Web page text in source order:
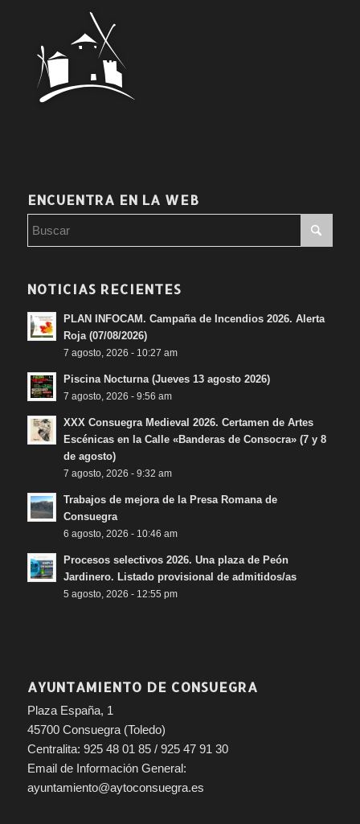
ENCUENTRA EN LA WEB
NOTICIAS RECIENTES
PLAN INFOCAM. Campaña de Incendios 2026. Alerta
Roja (07/08/2026)
7 agosto, 2026 - 10:27 am
Piscina Nocturna (Jueves 13 agosto 2026)
7 agosto, 2026 - 9:56 am
XXX Consuegra Medieval 2026. Certamen de Artes
Escénicas en la Calle «Banderas de Consocra» (7 y 8
de agosto)
7 agosto, 2026 - 9:32 am
Trabajos de mejora de la Presa Romana de
Consuegra
6 agosto, 2026 - 10:46 am
Procesos selectivos 2026. Una plaza de Peón
Jardinero. Listado provisional de admitidos/as
5 agosto, 2026 - 12:55 pm
AYUNTAMIENTO DE CONSUEGRA
Plaza España, 1
45700 Consuegra (Toledo)
Centralita: 925 48 01 85 / 925 47 91 30
Email de Información General:
ayuntamiento@aytoconsuegra.es